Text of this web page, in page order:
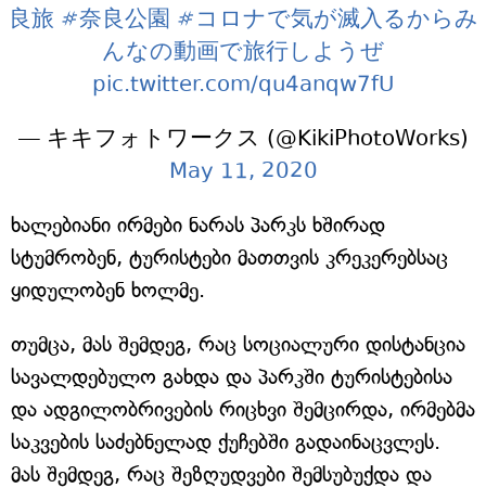
良旅 #奈良公園 #コロナで気が滅入るからみ
んなの動画で旅行しようぜ
pic.twitter.com/qu4anqw7fU
— キキフォトワークス (@KikiPhotoWorks)
May 11, 2020
ხალებიანი ირმები ნარას პარკს ხშირად
სტუმრობენ, ტურისტები მათთვის კრეკერებსაც
ყიდულობენ ხოლმე.
თუმცა, მას შემდეგ, რაც სოციალური დისტანცია
სავალდებულო გახდა და პარკში ტურისტებისა
და ადგილობრივების რიცხვი შემცირდა, ირმებმა
საკვების საძებნელად ქუჩებში გადაინაცვლეს.
მას შემდეგ, რაც შეზღუდვები შემსუბუქდა და